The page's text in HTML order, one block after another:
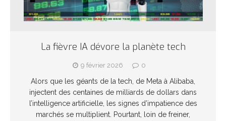
La fièvre IA dévore la planète tech
9 février 2026 0
Alors que les géants de la tech, de Meta à Alibaba,
injectent des centaines de milliards de dollars dans
l’intelligence artificielle, les signes d’impatience des
marchés se multiplient. Pourtant, loin de freiner,